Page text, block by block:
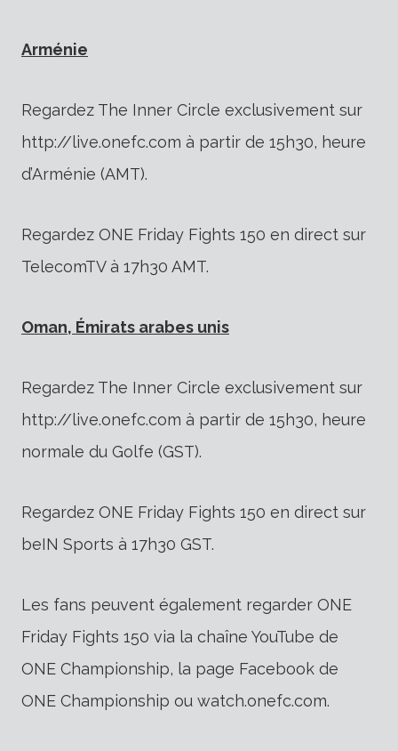
Arménie
Regardez The Inner Circle exclusivement sur
http://live.onefc.com à partir de 15h30, heure
d’Arménie (AMT).
Regardez ONE Friday Fights 150 en direct sur
TelecomTV à 17h30 AMT.
Oman, Émirats arabes unis
Regardez The Inner Circle exclusivement sur
http://live.onefc.com à partir de 15h30, heure
normale du Golfe (GST).
Regardez ONE Friday Fights 150 en direct sur
beIN Sports à 17h30 GST.
Les fans peuvent également regarder ONE
Friday Fights 150 via la chaîne YouTube de
ONE Championship, la page Facebook de
ONE Championship ou watch.onefc.com.